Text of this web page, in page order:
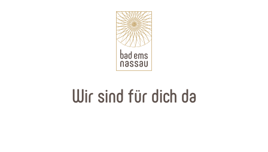
Wir sind für dich da